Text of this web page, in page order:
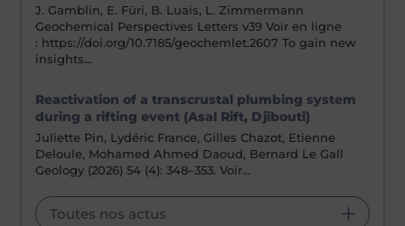
J. Gamblin, E. Füri, B. Luais, L. Zimmermann
Geochemical Perspectives Letters v39 Voir en ligne
: https://doi.org/10.7185/geochemlet.2607 To gain new
insights…
Reactivation of a transcrustal plumbing system
during a rifting event (Asal Rift, Djibouti)
Juliette Pin, Lydéric France, Gilles Chazot, Etienne
Deloule, Mohamed Ahmed Daoud, Bernard Le Gall
Geology (2026) 54 (4): 348–353. Voir…
Toutes nos actus